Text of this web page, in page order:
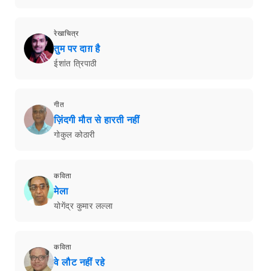
रेखाचित्र
तुम पर दाग़ है
ईशांत त्रिपाठी
गीत
ज़िंदगी मौत से हारती नहीं
गोकुल कोठारी
कविता
मेला
योगेंद्र कुमार लल्ला
कविता
वे लौट नहीं रहे